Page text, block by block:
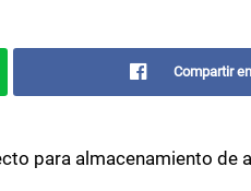
Compartir
para almacenamiento de